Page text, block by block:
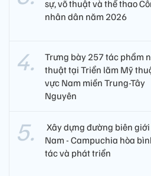
sự, võ thuật và thể thao
nhân dân năm 2026
Trưng bày 257 tác phẩm
thuật tại Triển lãm Mỹ
vực Nam miền Trung-Tây
Nguyên
Xây dựng đường biên
Nam - Campuchia hòa
tác và phát triển